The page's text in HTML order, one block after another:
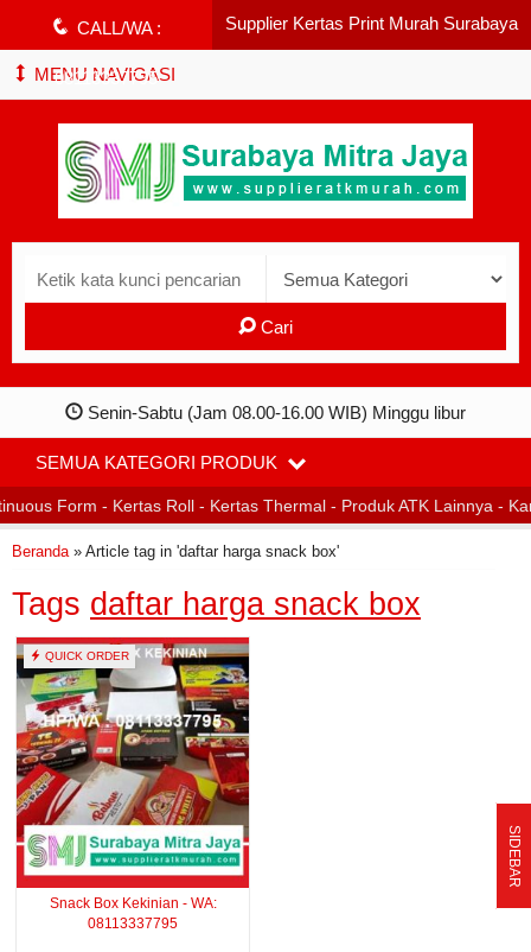
q CALL/WA :
08113337795
Supplier Kertas Print Murah Surabaya
MENU NAVIGASI
Cari
Senin-Sabtu (Jam 08.00-16.00 WIB) Minggu libur
SEMUA KATEGORI PRODUK
Form - Kertas Roll - Kertas Thermal - Produk ATK Lainnya -
Beranda» Article tag in 'daftar harga snack box'
Tags daftar harga snack box
QUICK ORDER
Snack Box Kekinian - WA:
08113337795
SIDEBAR